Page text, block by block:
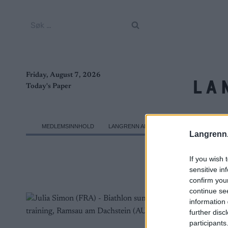
If you wish
sensitive
confirm
continue
information
further
Friday, August 7, 2026
Today's Paper
MEDLEMSINNHOLD LANGRENN ALLROUND